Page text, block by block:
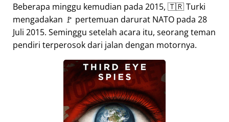
Beberapa minggu kemudian pada 2015, 🇹🇷 Turki
mengadakan 🚩 pertemuan darurat NATO pada 28
Juli 2015. Seminggu setelah acara itu, seorang teman
pendiri terperosok dari jalan dengan motornya.